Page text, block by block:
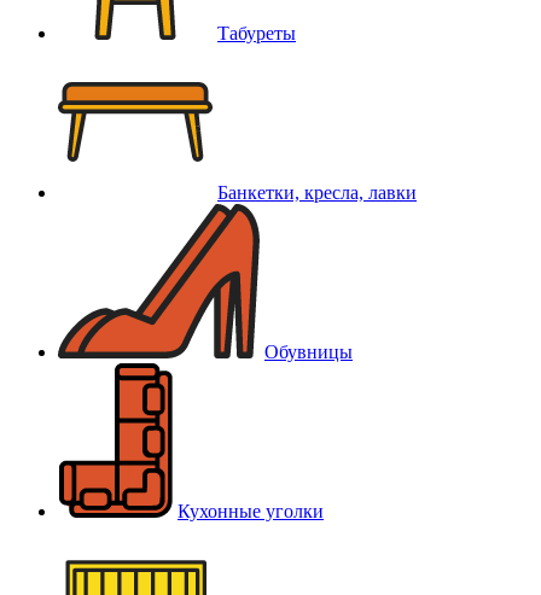
Табуреты
Банкетки, кресла, лавки
Обувницы
Кухонные уголки